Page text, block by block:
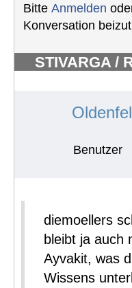
Bitte Anmelden
Konversation
STIVARGA /
Benutzer
diemoellers
bleibt ja auch
Ayvakit, was
Wissens